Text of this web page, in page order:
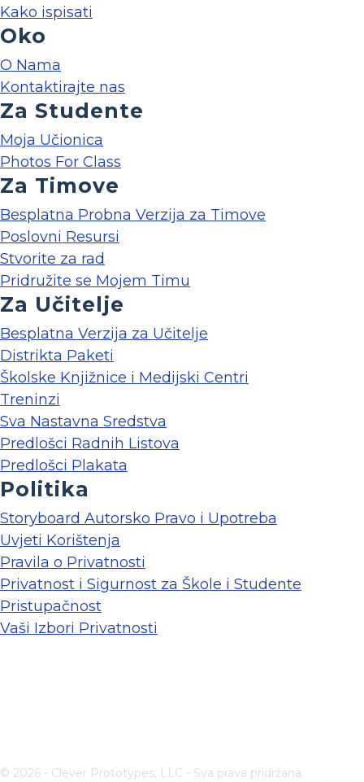
Kako ispisati
Oko
O Nama
Kontaktirajte nas
Za Studente
Moja Učionica
Photos For Class
Za Timove
Besplatna Probna Verzija za Timove
Poslovni Resursi
Stvorite za rad
Pridružite se Mojem Timu
Za Učitelje
Besplatna Verzija za Učitelje
Distrikta Paketi
Školske Knjižnice i Medijski Centri
Treninzi
Sva Nastavna Sredstva
Predlošci Radnih Listova
Predlošci Plakata
Politika
Storyboard Autorsko Pravo i Upotreba
Uvjeti Korištenja
Pravila o Privatnosti
Privatnost i Sigurnost za Škole i Studente
Pristupačnost
Vaši Izbori Privatnosti
© 2026 - Clever Prototypes, LLC - Sva prava pridržana.